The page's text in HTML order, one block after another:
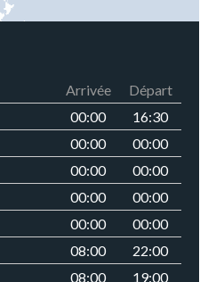
Arrivée
Départ
00:00
16:30
00:00
00:00
00:00
00:00
00:00
00:00
00:00
00:00
08:00
22:00
08:00 19:00